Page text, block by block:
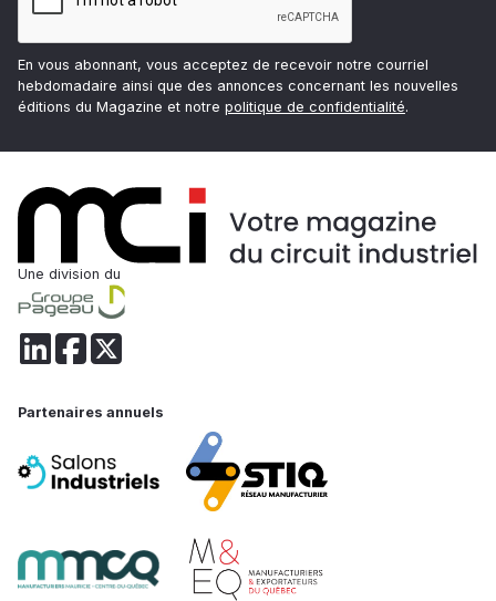
En vous abonnant, vous acceptez de recevoir notre courriel
hebdomadaire ainsi que des annonces concernant les nouvelles
éditions du Magazine et notre politique de confidentialité.
Une division du
Partenaires annuels